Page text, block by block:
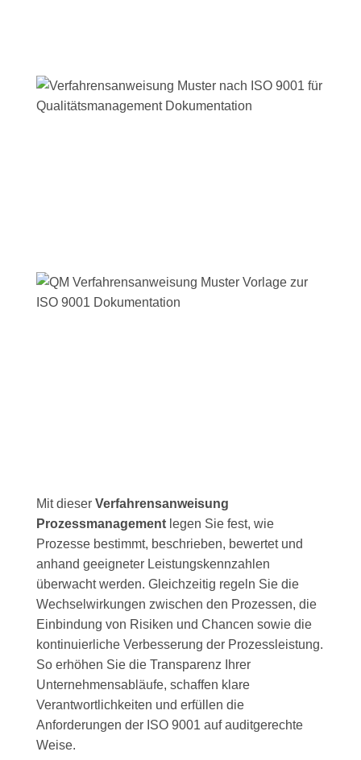
Mit dieser Verfahrensanweisung
Prozessmanagement legen Sie fest, wie
Prozesse bestimmt, beschrieben, bewertet und
anhand geeigneter Leistungskennzahlen
überwacht werden. Gleichzeitig regeln Sie die
Wechselwirkungen zwischen den Prozessen, die
Einbindung von Risiken und Chancen sowie die
kontinuierliche Verbesserung der Prozessleistung.
So erhöhen Sie die Transparenz Ihrer
Unternehmensabläufe, schaffen klare
Verantwortlichkeiten und erfüllen die
Anforderungen der ISO 9001 auf auditgerechte
Weise.